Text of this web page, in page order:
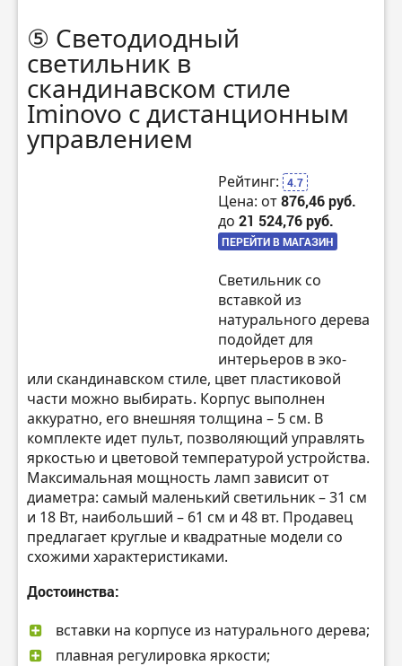
⑤ Светодиодный
светильник в
скандинавском стиле
Iminovo с дистанционным
управлением
Рейтинг: 4.7
Цена: от876,46 руб.
до 21 524,76 руб.
ПЕРЕЙТИ В МАГАЗИН
Светильник со
вставкой из
натурального дерева
подойдет для
интерьеров в эко-
или скандинавском стиле, цвет пластиковой
части можно выбирать. Корпус выполнен
аккуратно, его внешняя толщина – 5 см. В
комплекте идет пульт, позволяющий управлять
яркостью и цветовой температурой устройства.
Максимальная мощность ламп зависит от
диаметра: самый маленький светильник – 31 см
и 18 Вт, наибольший – 61 см и 48 вт. Продавец
предлагает круглые и квадратные модели со
схожими характеристиками.
Достоинства:
вставки на корпусе из натурального дерева;
плавная регулировка яркости;